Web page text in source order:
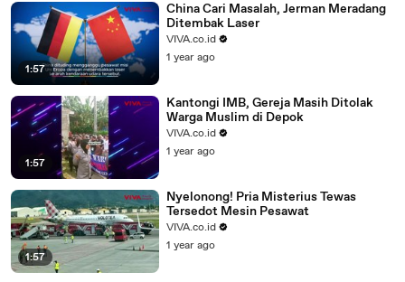
1:57
China Cari Masalah, Jerman Meradang
Ditembak Laser
VIVA.co.id
1 year ago
1:57
Kantongi IMB, Gereja Masih Ditolak
Warga Muslim di Depok
VIVA.co.id
1 year ago
1:57
Nyelonong! Pria Misterius Tewas
Tersedot Mesin Pesawat
VIVA.co.id
1 year ago